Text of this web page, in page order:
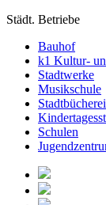
Städt. Betriebe
Bauhof
k1 Kultur-
Stadtwerke
Musikschule
Stadtbücherei
Schulen